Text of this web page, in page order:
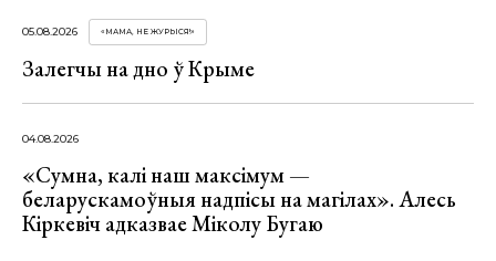
05.08.2026 «МАМА, НЕ ЖУРЫСЯ!»
Залегчы на дно ў Крыме
04.08.2026
«Сумна, калі наш максімум —
беларускамоўныя надпісы на магілах». Алесь
Кіркевіч адказвае Міколу Бугаю